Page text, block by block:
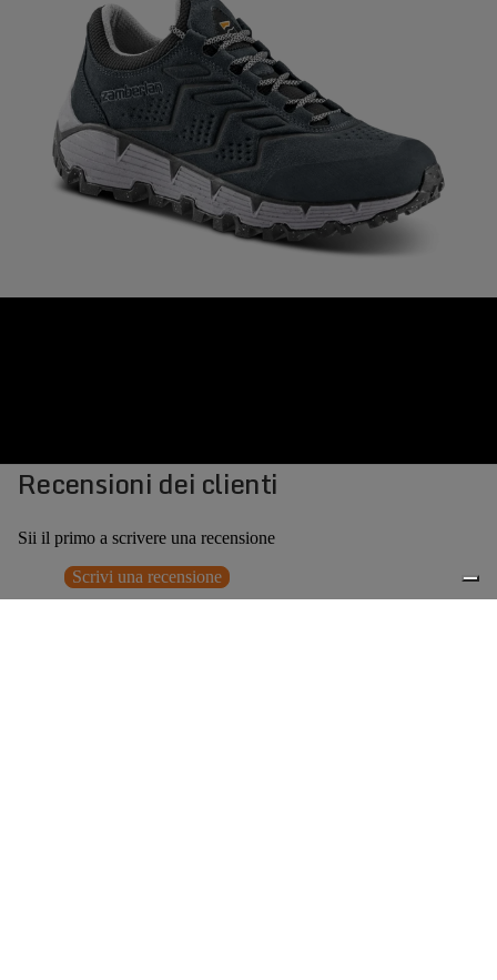
Recensioni dei clienti
Sii il primo a scrivere una recensione
Scrivi una recensione